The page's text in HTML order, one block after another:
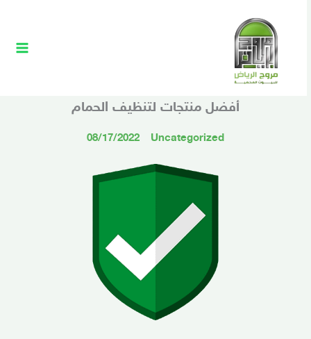
أفضل منتجات لتنظيف الحمام
Uncategorized
08/17/2022